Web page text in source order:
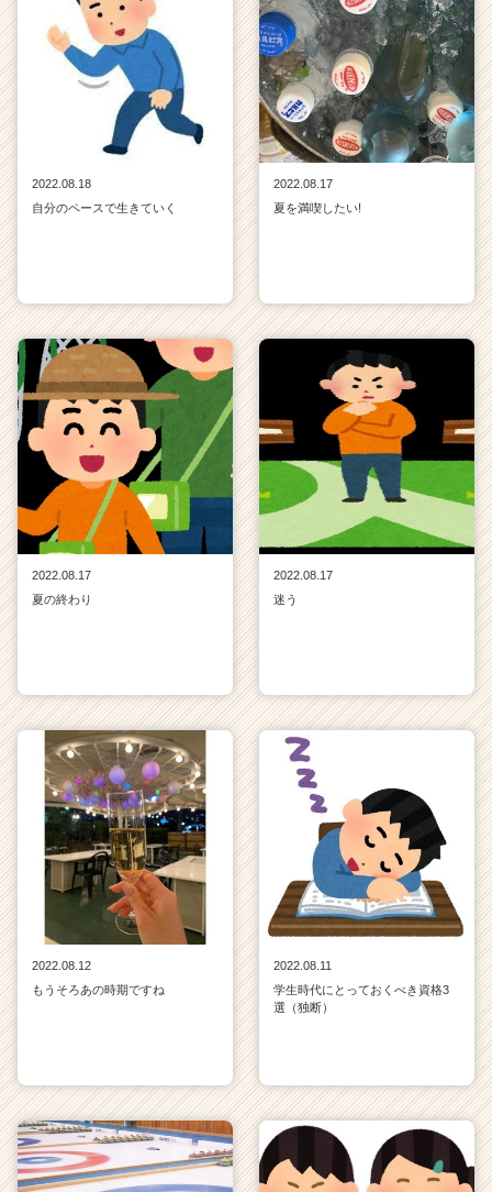
2022.08.18
自分のペースで生きていく
2022.08.17
夏を満喫したい!
2022.08.17
夏の終わり
2022.08.17
迷う
2022.08.12
もうそろあの時期ですね
2022.08.11
学生時代にとっておくべき資格3
選（独断）